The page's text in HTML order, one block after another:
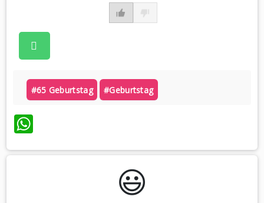
#65 Geburtstag #geburtstag
WhatsApp
😃️